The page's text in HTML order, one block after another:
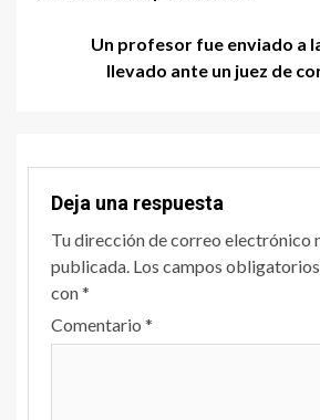
Un profesor fue enviado a
llevado ante un juez de
Deja una respuesta
Tu dirección de correo electrónico
publicada. Los campos
con*
Comentario *